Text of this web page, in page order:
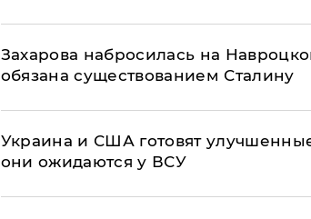
​Захарова набросилась на
обязана существованием Сталину
Украина и США готовят
они ожидаются у ВСУ